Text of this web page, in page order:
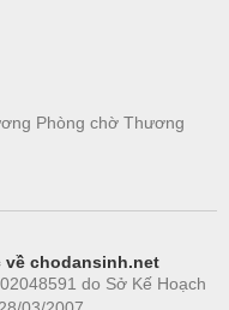
Phòng chờ Thương
về chodansinh.net
do Sở Kế Hoạch